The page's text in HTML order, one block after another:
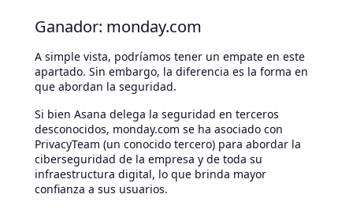
Ganador: monday.com
A simple vista, podríamos tener un empate en este
apartado. Sin embargo, la diferencia es la forma en
que abordan la seguridad.
Si bien Asana delega la seguridad en terceros
desconocidos, monday.com se ha asociado con
PrivacyTeam (un conocido tercero) para abordar la
ciberseguridad de la empresa y de toda su
infraestructura digital, lo que brinda mayor
confianza a sus usuarios.